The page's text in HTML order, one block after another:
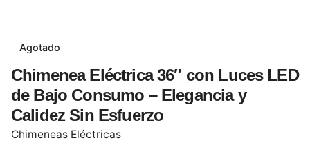
Agotado
Chimenea Eléctrica 36″ con Luces LED
de Bajo Consumo – Elegancia y
Calidez Sin Esfuerzo
Chimeneas Eléctricas